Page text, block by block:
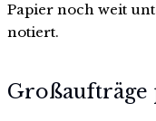
Papier noch weit
notiert.
Großaufträge